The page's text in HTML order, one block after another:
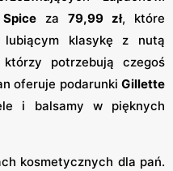
za 79,99 zł, które
klasykę z nutą
potrzebują czegoś
oferuje podarunki Gillette
i balsamy w pięknych
kosmetycznych dla pań.